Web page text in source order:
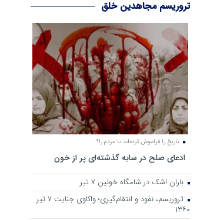
تروریسم مجاهدین خلق
تاریخ را فراموش کرده‌اند یا مردم را؟
ادعای صلح در سایه گذشته‌ای پر از خون
باران اشک در شامگاه خونین 7 تیر
تروریسم، نفوذ و انتقام‌گیری؛ واکاوی جنایت ۷ تیر
۱۳۶۰